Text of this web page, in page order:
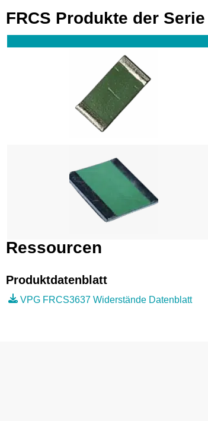
FRCS Produkte der Serie
Ressourcen
Produktdatenblatt
VPG FRCS3637 Widerstände Datenblatt